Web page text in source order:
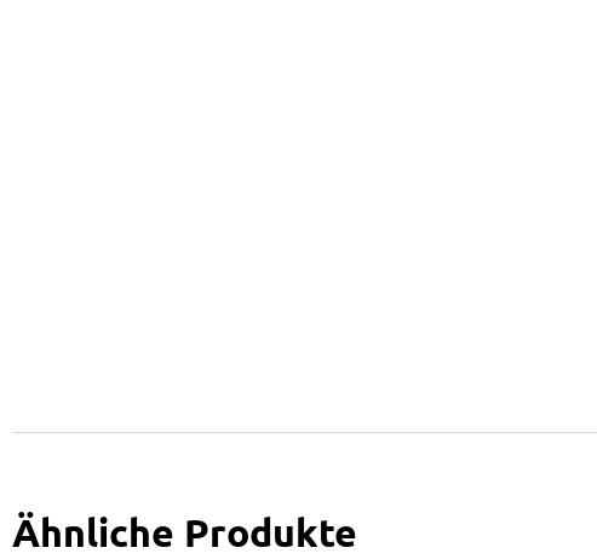
Ähnliche Produkte